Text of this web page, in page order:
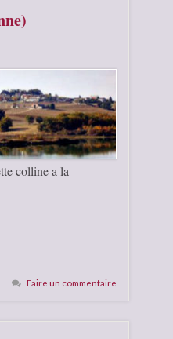
colline a la
Faire un commentaire